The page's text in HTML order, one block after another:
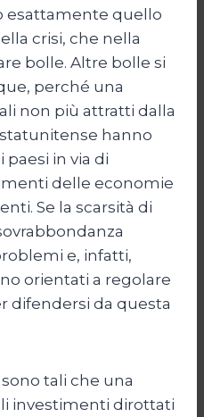
esattamente quello
crisi, che nella
bolle. Altre bolle si
perché una
non più attratti dalla
hanno
paesi in via di
delle economie
Se la scarsità di
e, infatti,
orientati a regolare
difendersi da questa
tali che una
investimenti dirottati